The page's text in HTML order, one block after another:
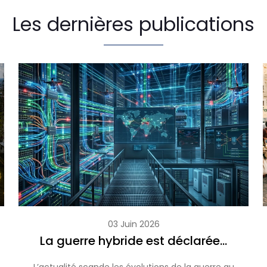
Les dernières publications
03 Juin 2026
La guerre hybride est déclarée…